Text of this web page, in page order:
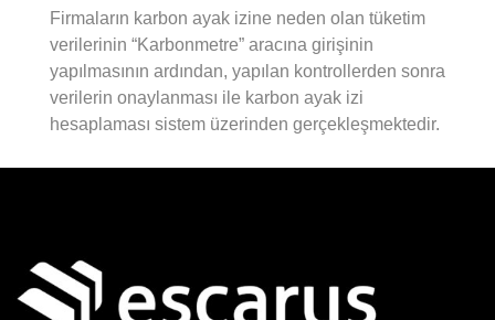
Firmaların karbon ayak izine neden olan tüketim
verilerinin “Karbonmetre” aracına girişinin
yapılmasının ardından, yapılan kontrollerden sonra
verilerin onaylanması ile karbon ayak izi
hesaplaması sistem üzerinden gerçekleşmektedir.